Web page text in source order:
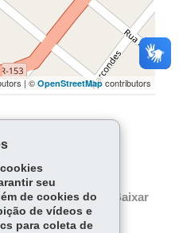
| ©OpenStreetMap contributors
Twitter
Imprimir Baixar
seu
de cookies do
de vídeos e
para coleta de